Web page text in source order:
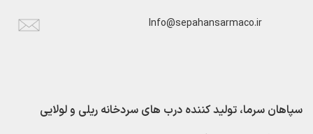
Info@sepahansarmaco.ir
سپاهان سرما، تولید کننده درب های سردخانه ریلی و لولایی